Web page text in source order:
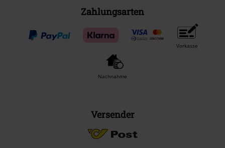
Zahlungsarten
Vorkasse
Nachnahme
Versender